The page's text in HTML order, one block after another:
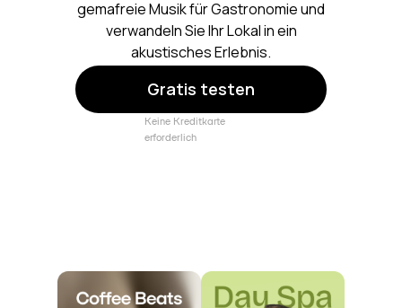
gemafreie Musik für Gastronomie und
verwandeln Sie Ihr Lokal in ein
akustisches Erlebnis.
Gratis testen
Keine Kreditkarte
erforderlich